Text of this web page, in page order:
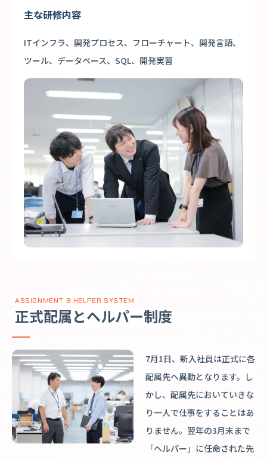
主な研修内容
ITインフラ、開発プロセス、フローチャート、開発言語、
ツール、データベース、SQL、開発実習
ASSIGNMENT & HELPER SYSTEM
正式配属とヘルパー制度
7月1日、新入社員は正式に各
配属先へ異動となります。し
かし、配属先においていきな
り一人で仕事をすることはあ
りません。翌年の3月末まで
「ヘルパー」に任命された先